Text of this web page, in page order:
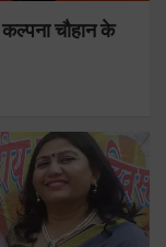
कल्पना चौहान के